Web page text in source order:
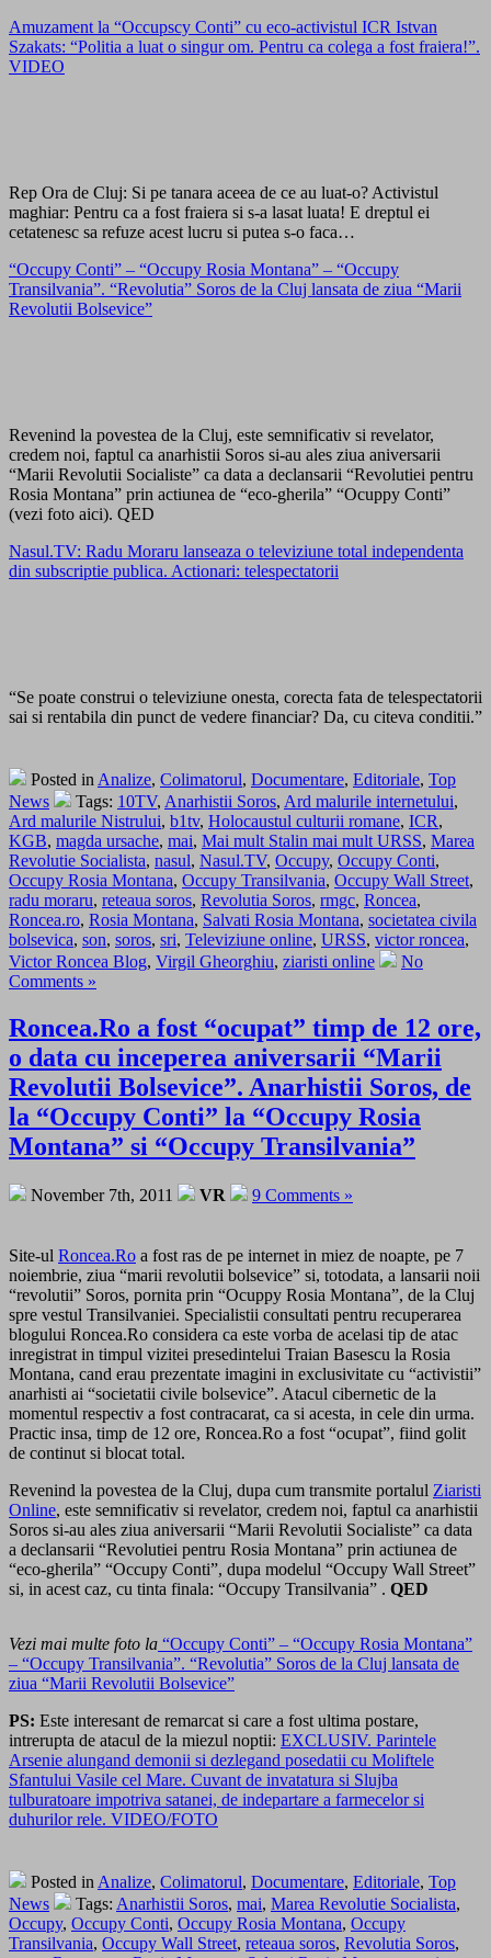
Amuzament la “Occupscy Conti” cu eco-activistul ICR Istvan
Szakats: “Politia a luat o singur om. Pentru ca colega a fost fraiera!”.
VIDEO
Rep Ora de Cluj: Si pe tanara aceea de ce au luat-o? Activistul
maghiar: Pentru ca a fost fraiera si s-a lasat luata! E dreptul ei
cetatenesc sa refuze acest lucru si putea s-o faca…
“Occupy Conti” – “Occupy Rosia Montana” – “Occupy
Transilvania”. “Revolutia” Soros de la Cluj lansata de ziua “Marii
Revolutii Bolsevice”
Revenind la povestea de la Cluj, este semnificativ si revelator,
credem noi, faptul ca anarhistii Soros si-au ales ziua aniversarii
“Marii Revolutii Socialiste” ca data a declansarii “Revolutiei pentru
Rosia Montana” prin actiunea de “eco-gherila” “Ocuppy Conti”
(vezi foto aici). QED
Nasul.TV: Radu Moraru lanseaza o televiziune total independenta
din subscriptie publica. Actionari: telespectatorii
“Se poate construi o televiziune onesta, corecta fata de telespectatorii
sai si rentabila din punct de vedere financiar? Da, cu citeva conditii.”
Posted in Analize, Colimatorul, Documentare, Editoriale, Top
News
Tags: 10TV, Anarhistii Soros, Ard malurile internetului,
Ard malurile Nistrului, b1tv, Holocaustul culturii romane, ICR,
KGB, magda ursache, mai, Mai mult Stalin mai mult URSS, Marea
Revolutie Socialista, nasul, Nasul.TV, Occupy, Occupy Conti,
Occupy Rosia Montana, Occupy Transilvania, Occupy Wall Street,
radu moraru, reteaua soros, Revolutia Soros, rmgc, Roncea,
Roncea.ro, Rosia Montana, Salvati Rosia Montana, societatea civila
bolsevica, son, soros, sri, Televiziune online, URSS, victor roncea,
Victor Roncea Blog, Virgil Gheorghiu, ziaristi online
No
Comments »
Roncea.Ro a fost “ocupat” timp de 12 ore,
o data cu inceperea aniversarii “Marii
Revolutii Bolsevice”. Anarhistii Soros, de
la “Occupy Conti” la “Occupy Rosia
Montana” si “Occupy Transilvania”
November 7th, 2011 VR 9 Comments »
Site-ul Roncea.Ro a fost ras de pe internet in miez de noapte, pe 7
noiembrie, ziua “marii revolutii bolsevice” si, totodata, a lansarii noii
“revolutii” Soros, pornita prin “Ocuppy Rosia Montana”, de la Cluj
spre vestul Transilvaniei. Specialistii consultati pentru recuperarea
blogului Roncea.Ro considera ca este vorba de acelasi tip de atac
inregistrat in timpul vizitei presedintelui Traian Basescu la Rosia
Montana, cand erau prezentate imagini in exclusivitate cu “activistii”
anarhisti ai “societatii civile bolsevice”. Atacul cibernetic de la
momentul respectiv a fost contracarat, ca si acesta, in cele din urma.
Practic insa, timp de 12 ore, Roncea.Ro a fost “ocupat”, fiind golit
de continut si blocat total.
Revenind la povestea de la Cluj, dupa cum transmite portalul Ziaristi
Online, este semnificativ si revelator, credem noi, faptul ca anarhistii
Soros si-au ales ziua aniversarii “Marii Revolutii Socialiste” ca data
a declansarii “Revolutiei pentru Rosia Montana” prin actiunea de
“eco-gherila” “Occupy Conti”, dupa modelul “Occupy Wall Street”
si, in acest caz, cu tinta finala: “Occupy Transilvania” . QED
Vezi mai multe foto la “Occupy Conti” – “Occupy Rosia Montana”
– “Occupy Transilvania”. “Revolutia” Soros de la Cluj lansata de
ziua “Marii Revolutii Bolsevice”
PS: Este interesant de remarcat si care a fost ultima postare,
intrerupta de atacul de la miezul noptii: EXCLUSIV. Parintele
Arsenie alungand demonii si dezlegand posedatii cu Moliftele
Sfantului Vasile cel Mare. Cuvant de invatatura si Slujba
tulburatoare impotriva satanei, de indepartare a farmecelor si
duhurilor rele. VIDEO/FOTO
Posted in Analize, Colimatorul, Documentare, Editoriale, Top
News
Tags: Anarhistii Soros, mai, Marea Revolutie Socialista,
Occupy, Occupy Conti, Occupy Rosia Montana, Occupy
Transilvania, Occupy Wall Street, reteaua soros, Revolutia Soros,